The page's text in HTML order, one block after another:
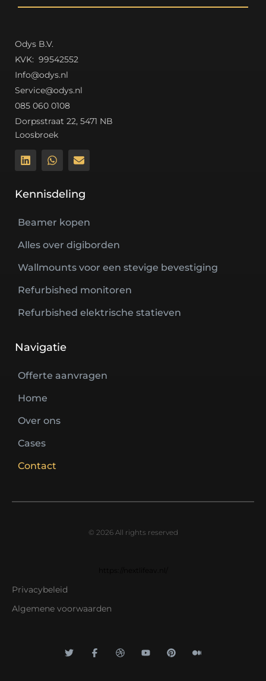
Odys B.V.
KVK: 99542552
Info@odys.nl
Service@odys.nl
085 060 0108
Dorpsstraat 22, 5471 NB
Loosbroek
Kennisdeling
Beamer kopen
Alles over digiborden
Wallmounts voor een stevige bevestiging
Refurbished monitoren
Refurbished elektrische statieven
Navigatie
Offerte aanvragen
Home
Over ons
Cases
Contact
© 2026 All rights reserved
Privacybeleid
Algemene voorwaarden